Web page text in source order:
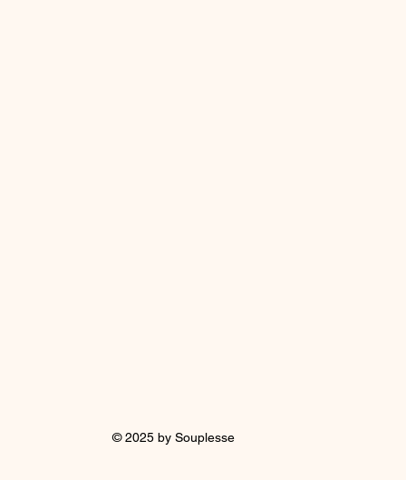
© 2025 by Souplesse